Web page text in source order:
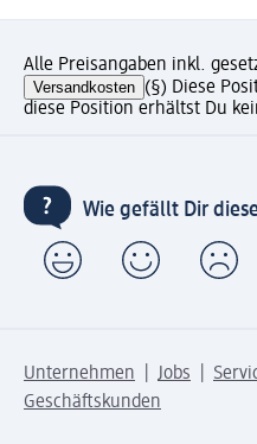
Alle Preisangaben inkl.
Versandkosten (§) Diese
diese Position erhältst Du
Wie gefällt Dir
Unternehmen Jobs
Geschäftskunden